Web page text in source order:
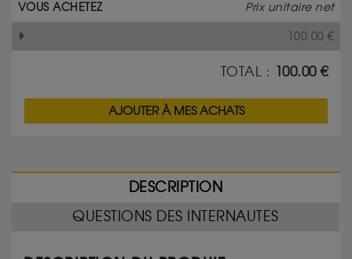
VOUS ACHETEZ Prix unitaire net
100.00 €
TOTAL : 100.00€
AJOUTER À MES ACHATS
DESCRIPTION
QUESTIONS DES INTERNAUTES